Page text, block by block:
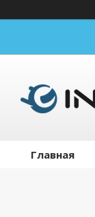
Главная